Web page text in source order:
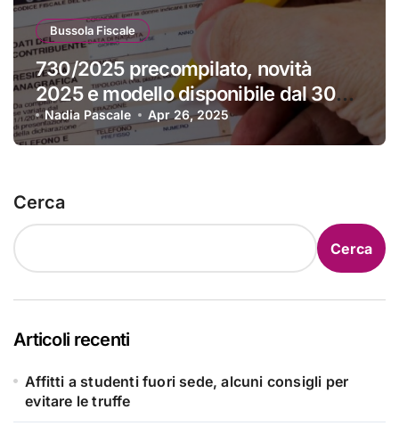
Bussola Fiscale
730/2025 precompilato, novità
2025 e modello disponibile dal 30
aprile
Nadia Pascale Apr 26, 2025
Cerca
Cerca
Articoli recenti
Affitti a studenti fuori sede, alcuni consigli per
evitare le truffe